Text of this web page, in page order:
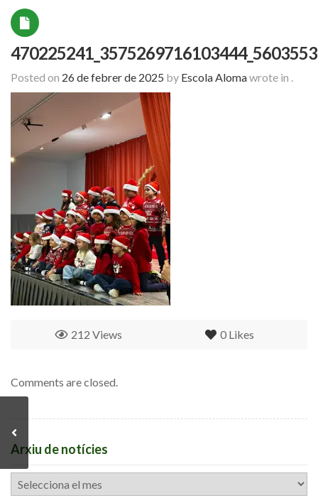
Posted on 26 de febrer de 2025 by Escola Alomawrote in .
0 Likes
212 Views
Comments are closed.
Arxiu de notícies
Arxiu
de